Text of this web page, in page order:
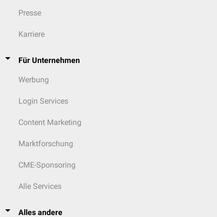
Presse
Karriere
Für Unternehmen
Werbung
Login Services
Content Marketing
Marktforschung
CME-Sponsoring
Alle Services
Alles andere